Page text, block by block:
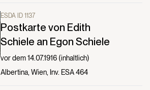
ESDA ID 1137
Postkarte von Edith
Schiele an Egon Schiele
vor dem 14.07.1916 (inhaltlich)
Albertina, Wien, Inv. ESA 464